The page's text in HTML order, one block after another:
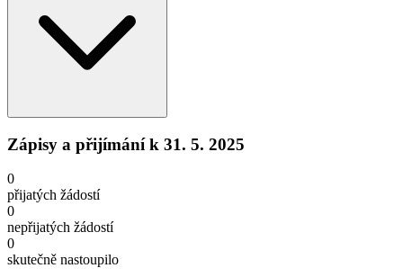
Zápisy a přijímáník 31. 5. 2025
0
přijatých žádostí
0
nepřijatých žádostí
0
skutečně nastoupilo